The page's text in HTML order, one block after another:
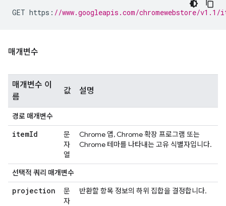
GET https : //www.googleapis.com/chromewebstore/
매개변수
매개변수 이
름
값 설명
경로 매개변수
itemId
문
자
열
Chrome 앱, Chrome 확장 프로그램 또는
Chrome 테마를 나타내는 고유 식별자입니다.
선택적 쿼리 매개변수
projection
문
자
반환할 항목 정보의 하위 집합을 결정합니다.